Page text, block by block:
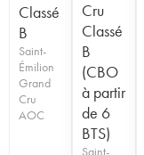
Classé
B
Saint-
Émilion
Grand
Cru
AOC
Cru
Classé
B
(CBO
à partir
de 6
BTS)
Saint-